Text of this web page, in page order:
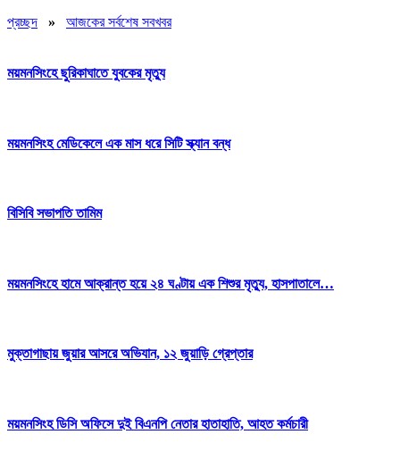
প্রচ্ছদ
» আজকের সর্বশেষ সবখবর
ময়মনসিংহে ছুরিকাঘাতে যুবকের মৃত্যু
ময়মনসিংহ মেডিকেলে এক মাস ধরে সিটি স্ক্যান বন্ধ
বিসিবি সভাপতি তামিম
ময়মনসিংহে হামে আক্রান্ত হয়ে ২৪ ঘণ্টায় এক শিশুর মৃত্যু, হাসপাতালে…
মুক্তাগাছায় জুয়ার আসরে অভিযান, ১২ জুয়াড়ি গ্রেপ্তার
ময়মনসিংহ ডিসি অফিসে দুই বিএনপি নেতার হাতাহাতি, আহত কর্মচারী